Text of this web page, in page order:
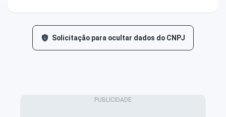
Solicitação para ocultar dados do CNPJ